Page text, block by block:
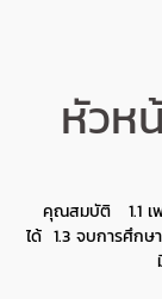
หัวห
คุณสมบัติ 1.1 เ
ได้ 1.3 จบการศึกษ